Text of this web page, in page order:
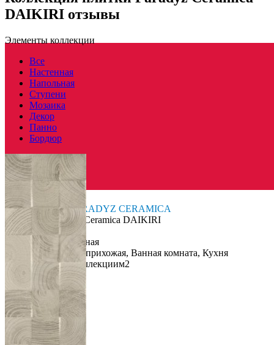
горизонтальным рисунком, напоминающим плотно
уложенные деревянные рейки. А там, где нет проблем с
крупная квадратная мозаика, которая также выполнена под
дерево. Годовые кольца поперечного распила, изображенные
на мозаике, отлично будут смотреться на кухонном «фартуке»,
а также на стенах ванной комнаты, балкона, лоджии или
коридора. Древесные мотивы всегда остаются в моде.
Польша
Производитель
PARADYZ CERAMICA
Коллекция
Paradyz Ceramica DAIKIRI
Материал Керамика
Тип плитки
Настенная
Назначение
Холл и прихожая, Ванная комната, Кухня
Единица измер. коллекциим2
DAIKIRI отзывы
Элементы коллекции
Все
Настенная
Напольная
Ступени
Мозаика
Декор
Панно
Бордюр